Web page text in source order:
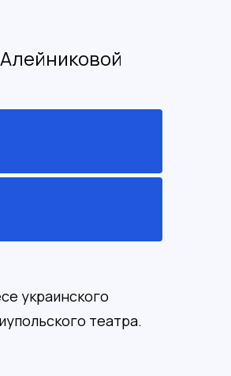
украинского
театра.